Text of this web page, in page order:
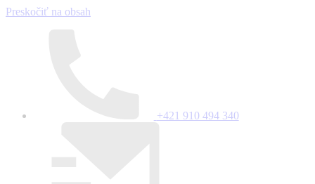
Preskočiť na obsah
+421 910 494 340